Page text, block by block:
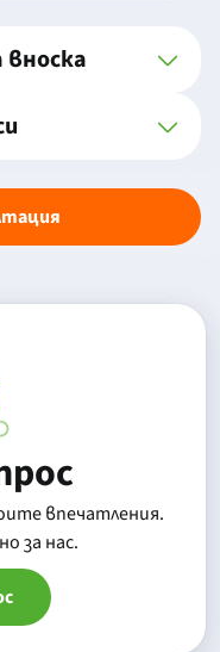
вноска
впечатления.
за нас.